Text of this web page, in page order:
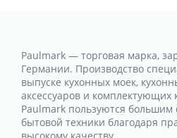
Paulmark — торговая марка,
Германии. Производство
выпуске кухонных моек,
аксессуаров и
Paulmark пользуются
бытовой техники благодаря